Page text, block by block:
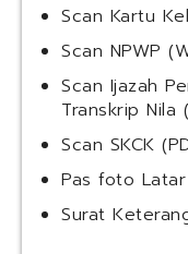
Scan Kartu
Scan NPWP
Scan Ijazah
Transkrip Nila
Scan SKCK
Pas foto Latar
Surat